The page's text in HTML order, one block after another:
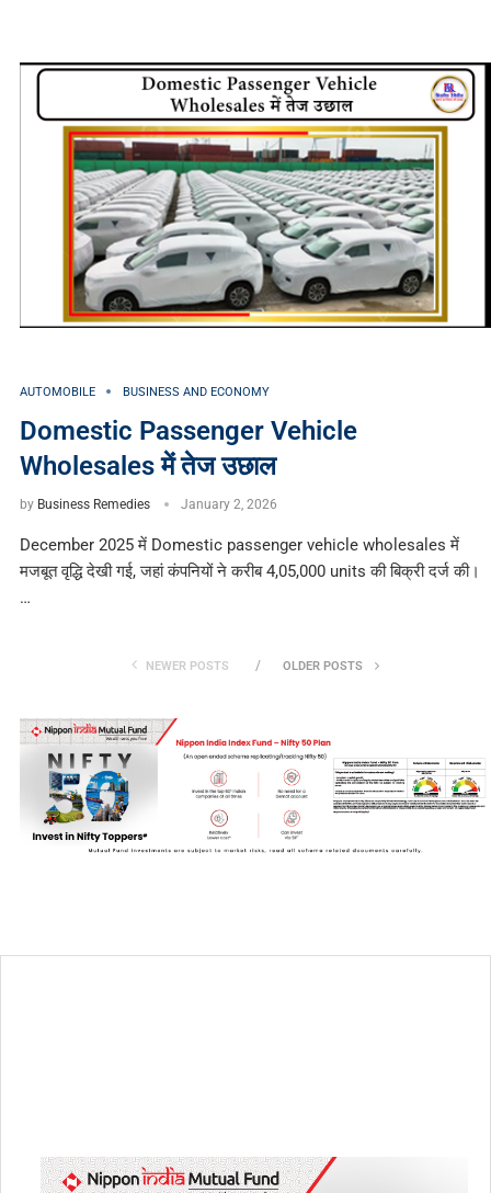
AUTOMOBILE BUSINESS AND ECONOMY
Domestic Passenger Vehicle
Wholesales में तेज उछाल
by Business Remedies January 2, 2026
December 2025 में Domestic passenger vehicle wholesales में
मजबूत वृद्धि देखी गई, जहां कंपनियों ने करीब 4,05,000 units की बिक्री दर्ज की।
…
NEWER POSTS OLDER POSTS